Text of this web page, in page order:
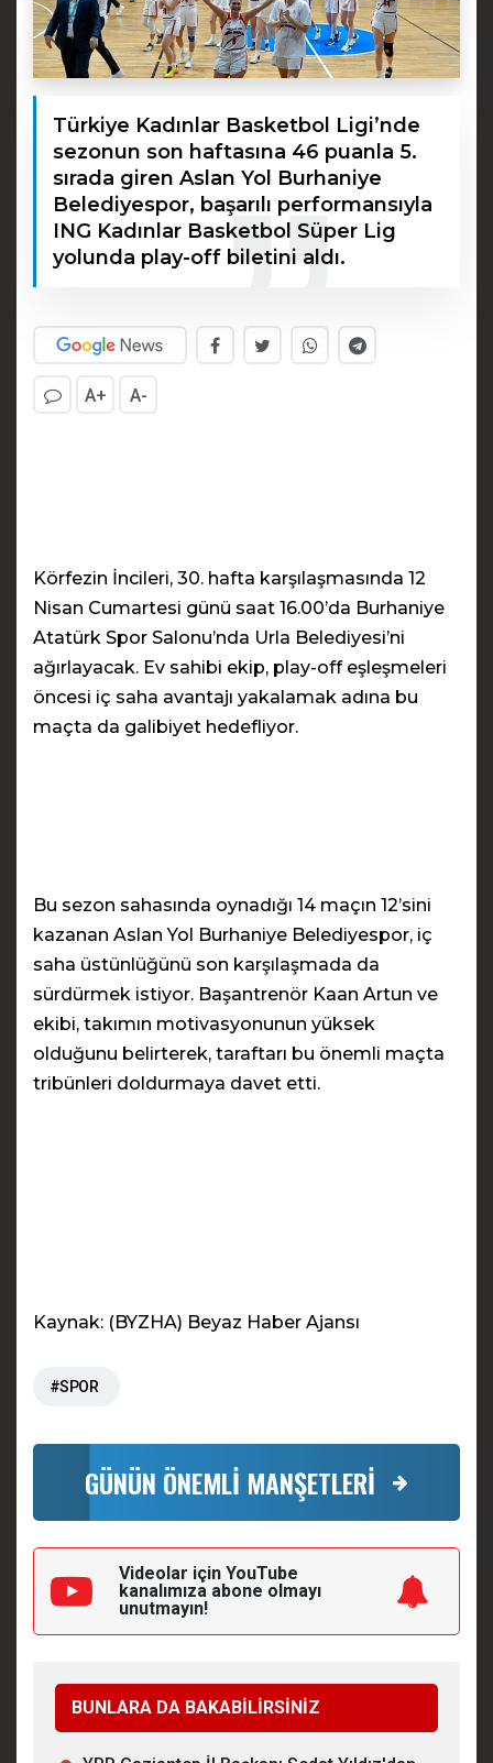
Türkiye Kadınlar Basketbol Ligi’nde
sezonun son haftasına 46 puanla 5.
sırada giren Aslan Yol Burhaniye
Belediyespor, başarılı performansıyla
ING Kadınlar Basketbol Süper Lig
yolunda play-off biletini aldı.
A+ A-
Körfezin İncileri, 30. hafta karşılaşmasında 12
Nisan Cumartesi günü saat 16.00’da Burhaniye
Atatürk Spor Salonu’nda Urla Belediyesi’ni
ağırlayacak. Ev sahibi ekip, play-off eşleşmeleri
öncesi iç saha avantajı yakalamak adına bu
maçta da galibiyet hedefliyor.
Bu sezon sahasında oynadığı 14 maçın 12’sini
kazanan Aslan Yol Burhaniye Belediyespor, iç
saha üstünlüğünü son karşılaşmada da
sürdürmek istiyor. Başantrenör Kaan Artun ve
ekibi, takımın motivasyonunun yüksek
olduğunu belirterek, taraftarı bu önemli maçta
tribünleri doldurmaya davet etti.
Kaynak: (BYZHA) Beyaz Haber Ajansı
#SPOR
GÜNÜN ÖNEMLİ MANŞETLERİ
Videolar için YouTube
kanalımıza abone olmayı
unutmayın!
BUNLARA DA BAKABİLİRSİNİZ